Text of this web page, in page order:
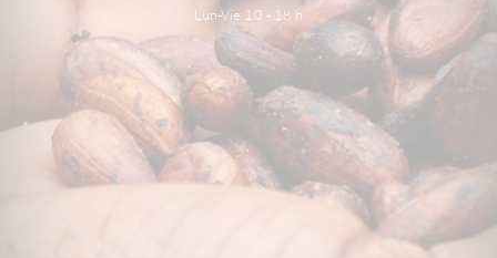
Lun-Vie 10 - 18 h